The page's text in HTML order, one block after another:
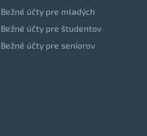
Bežné účty pre mladých
Bežné účty pre študentov
Bežné účty pre seniorov